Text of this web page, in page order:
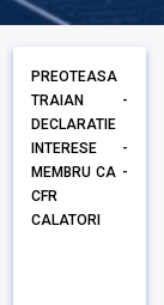
PREOTEASA
TRAIAN -
DECLARATIE
INTERESE -
MEMBRU CA -
CFR
CALATORI